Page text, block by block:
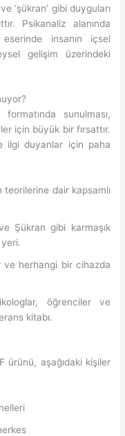
‘şükran’ gibi duyguları
Psikanaliz alanında
insanın içsel
gelişim üzerindeki
sunulması,
için büyük bir fırsattır.
ilgi duyanlar için paha
teorilerine dair kapsamlı
Şükran gibi karmaşık
ve herhangi bir cihazda
öğrenciler ve
kitabı.
ürünü, aşağıdaki kişiler